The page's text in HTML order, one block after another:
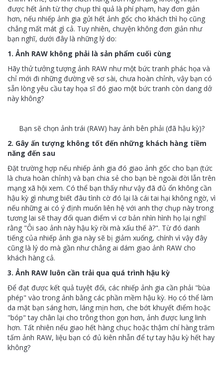
được hết ảnh từ thợ chụp thì quả là phí phạm, hay đơn giản
hơn, nếu nhiếp ảnh gia gửi hết ảnh gốc cho khách thì họ cũng
chẳng mất mát gì cả. Tuy nhiên, chuyện không đơn giản như
bạn nghĩ, dưới đây là những lý do:
1. Ảnh RAW không phải là sản phẩm cuối cùng
Hãy thử tưởng tượng ảnh RAW như một bức tranh phác họa và
chỉ mới đi những đường vẽ sơ sài, chưa hoàn chỉnh, vậy bạn có
sẵn lòng yêu cầu tay họa sĩ đó giao một bức tranh còn dang dở
này không?
Bạn sẽ chọn ảnh trái (RAW) hay ảnh bên phải (đã hậu kỳ)?
2. Gây ấn tượng không tốt đến những khách hàng tiềm
năng đến sau
Đặt trường hợp nếu nhiếp ảnh gia đó giao ảnh gốc cho bạn (tức
là chưa hoàn chỉnh) và bạn chia sẻ cho bạn bè ngoài đời lẫn trên
mạng xã hội xem. Có thể bạn thấy như vậy đã đủ ổn không cần
hậu kỳ gì nhưng biết đâu tình cờ đó lại là cái tai hại không ngờ, vì
nếu những ai có ý định muốn liên hệ với anh thợ chụp này trong
tương lai sẽ thay đổi quan điểm vì cơ bản nhìn hình họ lại nghĩ
rằng "Ôi sao ảnh này hậu kỳ rồi mà xấu thế à?". Từ đó danh
tiếng của nhiếp ảnh gia này sẽ bị giảm xuống, chính vì vậy đây
cũng là lý do mà gần như chẳng ai dám giao ảnh RAW cho
khách hàng cả.
3. Ảnh RAW luôn cần trải qua quá trình hậu kỳ
Để đạt được kết quả tuyệt đối, các nhiếp ảnh gia cần phải "bùa
phép" vào trong ảnh bằng các phần mềm hậu kỳ. Họ có thể làm
da mặt bạn sáng hơn, láng mịn hơn, che bớt khuyết điểm hoặc
"bóp" tay chân lại cho trông thon gọn hơn, ảnh được lung linh
hơn. Tất nhiên nếu giao hết hàng chục hoặc thậm chí hàng trăm
tấm ảnh RAW, liệu bạn có đủ kiên nhẫn để tự tay hậu kỳ hết hay
không?